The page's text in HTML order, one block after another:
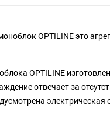
OPTILINE это
OPTILINE
отвечает за
электрическая